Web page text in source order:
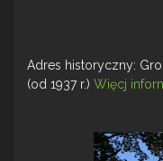
Adres historyczny:
(od 1937 r.) Więcj